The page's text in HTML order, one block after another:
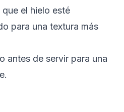
el hielo esté
para una textura más
antes de servir para una